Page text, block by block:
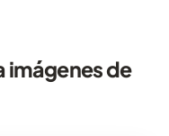
imágenes de